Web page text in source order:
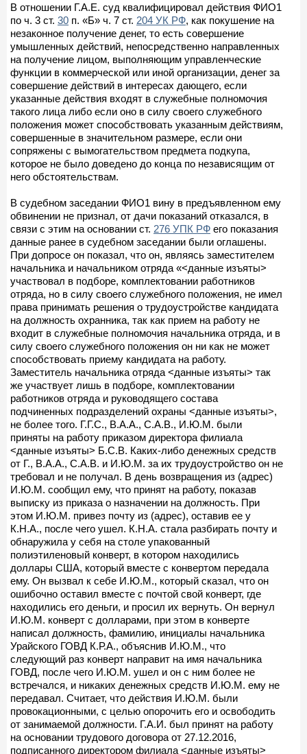
В отношении Г.А.Е. суд квалифицировал действия ФИО1
по ч. 3 ст. 30 п. «Б» ч. 7 ст. 204 УК РФ, как покушение на
незаконное получение денег, то есть совершение
умышленных действий, непосредственно направленных
на получение лицом, выполняющим управленческие
функции в коммерческой или иной организации, денег за
совершение действий в интересах дающего, если
указанные действия входят в служебные полномочия
такого лица либо если оно в силу своего служебного
положения может способствовать указанным действиям,
совершенные в значительном размере, если они
сопряжены с вымогательством предмета подкупа,
которое не было доведено до конца по независящим от
него обстоятельствам.
В судебном заседании ФИО1 вину в предъявленном ему
обвинении не признал, от дачи показаний отказался, в
связи с этим на основании ст. 276 УПК РФ его показания
данные ранее в судебном заседании были оглашены.
При допросе он показал, что он, являясь заместителем
начальника и начальником отряда «<данные изъяты>
участвовал в подборе, комплектовании работников
отряда, но в силу своего служебного положения, не имел
права принимать решения о трудоустройстве кандидата
на должность охранника, так как прием на работу не
входит в служебные полномочия начальника отряда, и в
силу своего служебного положения он ни как не может
способствовать приему кандидата на работу.
Заместитель начальника отряда <данные изъяты> так
же участвует лишь в подборе, комплектовании
работников отряда и руководящего состава
подчиненных подразделений охраны <данные изъяты>,
не более того. Г.Г.С., В.А.А., С.А.В., И.Ю.М. были
приняты на работу приказом директора филиала
<данные изъяты> Б.С.В. Каких-либо денежных средств
от Г., В.А.А., С.А.В. и И.Ю.М. за их трудоустройство он не
требовал и не получал. В день возвращения из (адрес)
И.Ю.М. сообщил ему, что принят на работу, показав
выписку из приказа о назначении на должность. При
этом И.Ю.М. привез почту из (адрес), оставив ее у
К.Н.А., после чего ушел. К.Н.А. стала разбирать почту и
обнаружила у себя на столе упакованный
полиэтиленовый конверт, в котором находились
доллары США, который вместе с конвертом передала
ему. Он вызвал к себе И.Ю.М., который сказал, что он
ошибочно оставил вместе с почтой свой конверт, где
находились его деньги, и просил их вернуть. Он вернул
И.Ю.М. конверт с долларами, при этом в конверте
написал должность, фамилию, инициалы начальника
Урайского ГОВД К.Р.А., объяснив И.Ю.М., что
следующий раз конверт направит на имя начальника
ГОВД, после чего И.Ю.М. ушел и он с ним более не
встречался, и никаких денежных средств И.Ю.М. ему не
передавал. Считает, что действия И.Ю.М. были
провокационными, с целью опорочить его и освободить
от занимаемой должности. Г.А.И. был принят на работу
на основании трудового договора от 27.12.2016,
подписанного директором филиала <данные изъяты>